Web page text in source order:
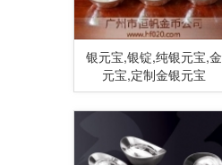
银元宝,银锭,纯银元宝,金
元宝,定制金银元宝